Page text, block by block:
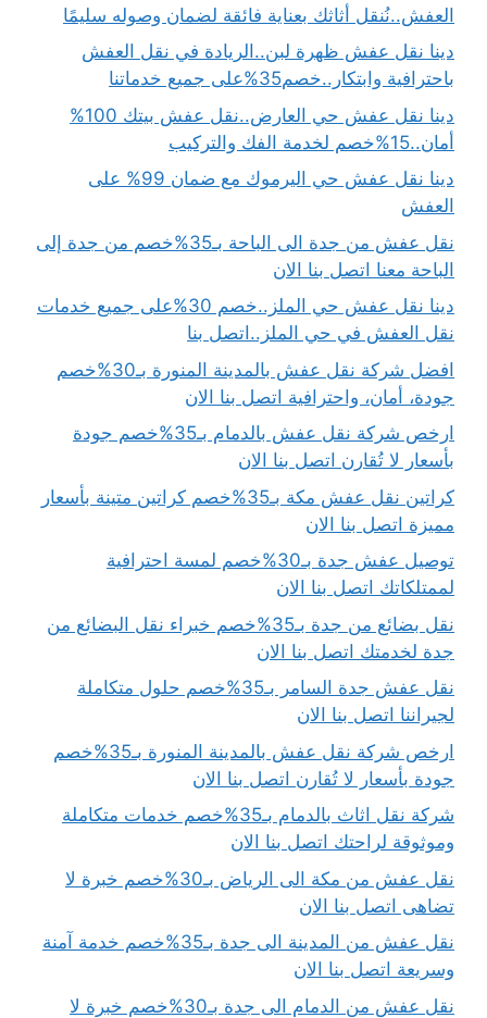
العفش..نُنقل أثاثك بعناية فائقة لضمان وصوله سليمًا
دينا نقل عفش ظهرة لبن..الريادة في نقل العفش
باحترافية وابتكار..خصم35%على جميع خدماتنا
دينا نقل عفش حي العارض..نقل عفش بيتك 100%
أمان..15%خصم لخدمة الفك والتركيب
دينا نقل عفش حي اليرموك مع ضمان 99% على
العفش
نقل عفش من جدة الى الباحة بـ35%خصم من جدة إلى
الباحة معنا اتصل بنا الان
دينا نقل عفش حي الملز..خصم 30%على جميع خدمات
نقل العفش في حي الملز..اتصل بنا
افضل شركة نقل عفش بالمدينة المنورة بـ30%خصم
جودة، أمان، واحترافية اتصل بنا الان
ارخص شركة نقل عفش بالدمام بـ35%خصم جودة
بأسعار لا تُقارن اتصل بنا الان
كراتين نقل عفش مكة بـ35%خصم كراتين متينة بأسعار
مميزة اتصل بنا الان
توصيل عفش جدة بـ30%خصم لمسة احترافية
لممتلكاتك اتصل بنا الان
نقل بضائع من جدة بـ35%خصم خبراء نقل البضائع من
جدة لخدمتك اتصل بنا الان
نقل عفش جدة السامر بـ35%خصم حلول متكاملة
لجيراننا اتصل بنا الان
ارخص شركة نقل عفش بالمدينة المنورة بـ35%خصم
جودة بأسعار لا تُقارن اتصل بنا الان
شركة نقل اثاث بالدمام بـ35%خصم خدمات متكاملة
وموثوقة لراحتك اتصل بنا الان
نقل عفش من مكة الى الرياض بـ30%خصم خبرة لا
تضاهى اتصل بنا الان
نقل عفش من المدينة الى جدة بـ35%خصم خدمة آمنة
وسريعة اتصل بنا الان
نقل عفش من الدمام الى جدة بـ30%خصم خبرة لا